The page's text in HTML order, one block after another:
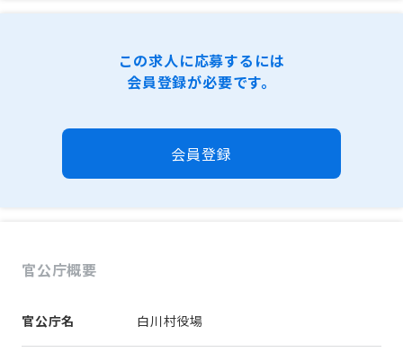
この求人に応募するには
会員登録が必要です。
会員登録
官公庁概要
官公庁名 白川村役場